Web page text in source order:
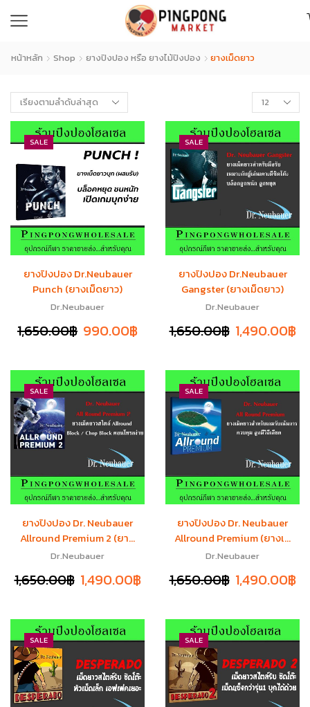
หน้าหลัก Shop ยางปิงปอง หรือ ยางไม้ปิงปอง ยางเม็ดยาว
SALE
ยางปิงปอง Dr.Neubauer
Punch (ยางเม็ดยาว)
Dr.Neubauer
1,650.00฿ 990.00฿
SALE
ยางปิงปอง Dr.Neubauer
Gangster (ยางเม็ดยาว)
Dr.Neubauer
1,650.00฿ 1,490.00฿
SALE
ยางปิงปอง Dr. Neubauer
Allround Premium 2 (ยา...
Dr.Neubauer
1,650.00฿ 1,490.00฿
SALE
ยางปิงปอง Dr. Neubauer
Allround Premium (ยางเ...
Dr.Neubauer
1,650.00฿ 1,490.00฿
SALE SALE